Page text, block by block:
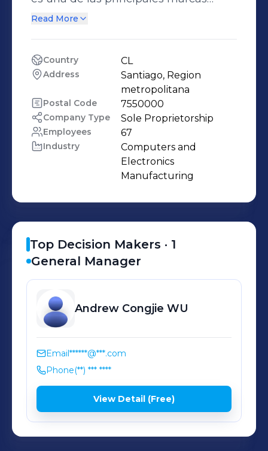
mundialmente reconocidas por sus
climatización. Comercializa sus
productos en más de 130 países y
forma parte del Top 10 de las mejores
empresas de innovación tecnológica
a nivel internacional.
Read More
Country CL
Address
Santiago, Region
metropolitana
Postal Code 7550000
Company Type Sole Proprietorship
Employees 67
Industry
Computers and
Electronics
Manufacturing
Top Decision Makers · 1
General Manager
Andrew Congjie WU
Email******@***.com
Phone(**) *** ****
View Detail (Free)